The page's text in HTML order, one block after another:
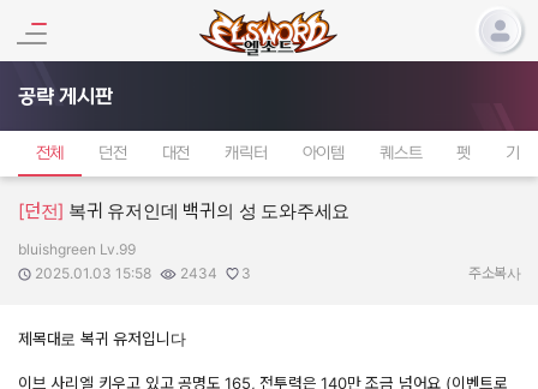
공략 게시판
전체 던전 대전 캐릭터 아이템 퀘스트 펫 기타
[던전] 복귀 유저인데 백귀의 성 도와주세요
작성자:
bluishgreen Lv.99
작성일:
2025.01.03 15:58
조회수:
2434
추천수:
3 주소복사
제목대로 복귀 유저입니다
이브 사리엘 키우고 있고 공명도 165, 전투력은 140만 조금 넘어요 (이벤트로